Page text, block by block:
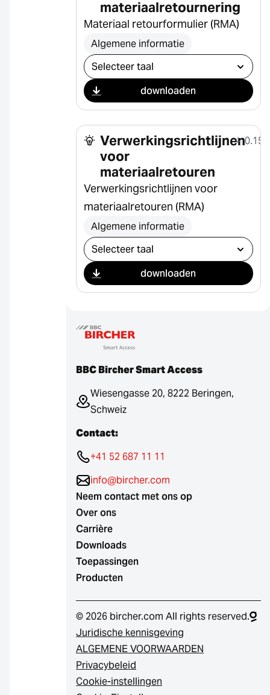
materiaalretournering
Materiaal retourformulier (RMA)
Algemene informatie
Selecteer download
downloaden
Verwerkingsrichtlijnen
voor
materiaalretouren
0.15
Verwerkingsrichtlijnen voor
materiaalretouren (RMA)
Algemene informatie
Selecteer download
downloaden
BBC Bircher Smart Access
Wiesengasse 20, 8222 Beringen,
Schweiz
Contact:
+41 52 687 11 11
info@bircher.com
Neem contact met ons op
Over ons
Carrière
Downloads
Toepassingen
Producten
© 2026 bircher.com All rights reserved.
Juridische kennisgeving
ALGEMENE VOORWAARDEN
Privacybeleid
Cookie-instellingen